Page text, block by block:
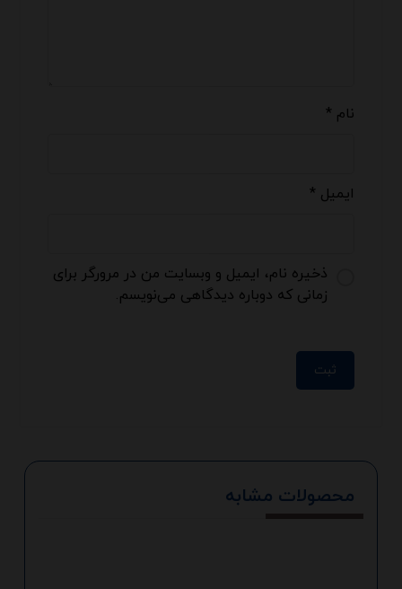
نام *
ایمیل *
ذخیره نام، ایمیل و وبسایت من در مرورگر برای
زمانی که دوباره دیدگاهی می‌نویسم.
محصولات مشابه